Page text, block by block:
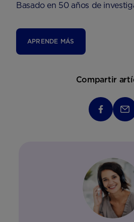
Basado en 50 años de
APRENDE MÁS
Compartir